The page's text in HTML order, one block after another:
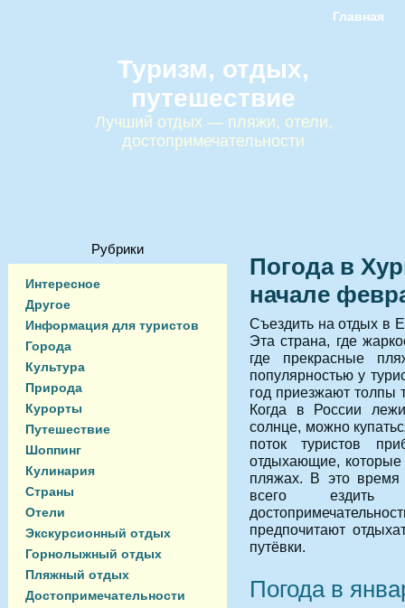
Главная
Туризм, отдых,
путешествие
Лучший отдых — пляжи, отели,
достопримечательности
Рубрики
Интересное
Другое
Информация для туристов
Города
Культура
Природа
Курорты
Путешествие
Шоппинг
Кулинария
Страны
Отели
Экскурсионный отдых
Горнолыжный отдых
Пляжный отдых
Достопримечательности
Погода в
начале
Съездить на отдых в
Эта страна, где
где прекрасные
популярностью у
год приезжают толпы
Когда в России
солнце, можно
поток туристов
отдыхающие,
пляжах. В это время
всего ездить
предпочитают
путёвки.
Погода в